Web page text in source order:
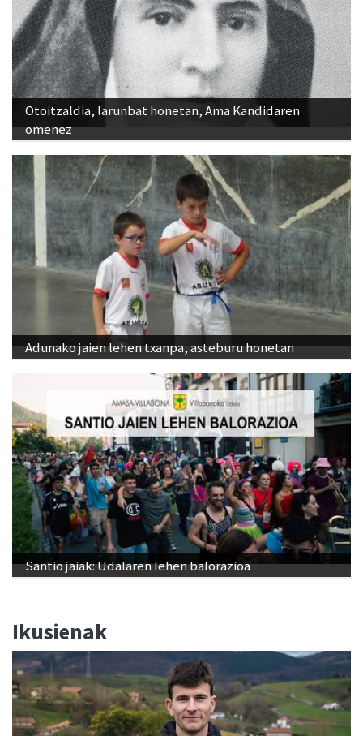
Otoitzaldia, larunbat honetan, Ama Kandidaren
omenez
Adunako jaien lehen txanpa, asteburu honetan
Santio jaiak: Udalaren lehen balorazioa
Ikusienak